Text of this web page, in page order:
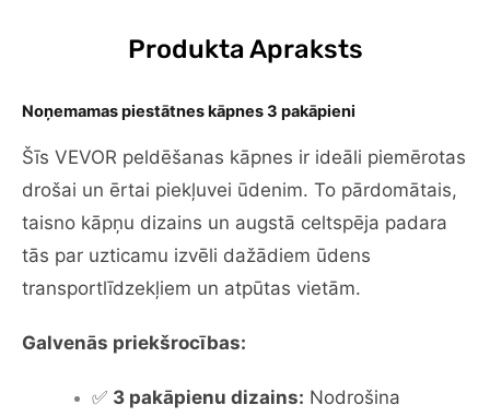
Produkta Apraksts
Noņemamas piestātnes kāpnes 3 pakāpieni
Šīs VEVOR peldēšanas kāpnes ir ideāli piemērotas
drošai un ērtai piekļuvei ūdenim. To pārdomātais,
taisno kāpņu dizains un augstā celtspēja padara
tās par uzticamu izvēli dažādiem ūdens
transportlīdzekļiem un atpūtas vietām.
Galvenās priekšrocības:
✅ 3 pakāpienu dizains: Nodrošina